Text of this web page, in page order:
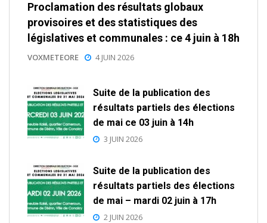
Proclamation des résultats globaux
provisoires et des statistiques des
législatives et communales : ce 4 juin à 18h
VOXMETEORE 4 JUIN 2026
Suite de la publication des
résultats partiels des élections
de mai ce 03 juin à 14h
3 JUIN 2026
Suite de la publication des
résultats partiels des élections
de mai – mardi 02 juin à 17h
2 JUIN 2026